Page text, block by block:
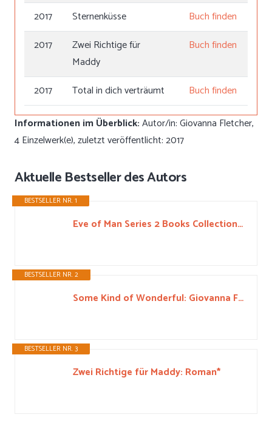
2017 Sternenküsse
Buch finden
2017
Zwei Richtige für
Maddy
Buch finden
2017 Total in dich verträumt
Buch finden
Informationen im Überblick:Autor/in: Giovanna Fletcher,
4 Einzelwerk(e), zuletzt veröffentlicht: 2017
Aktuelle Bestseller des Autors
BESTSELLER NR. 1
Eve of Man Series 2 Books Collection Set By Giovanna Fletcher & Tom Fletcher ( Eve of Man,The Eve Illusion)*
BESTSELLER NR. 2
Some Kind of Wonderful: Giovanna Fletcher*
BESTSELLER NR. 3
Zwei Richtige für Maddy: Roman*